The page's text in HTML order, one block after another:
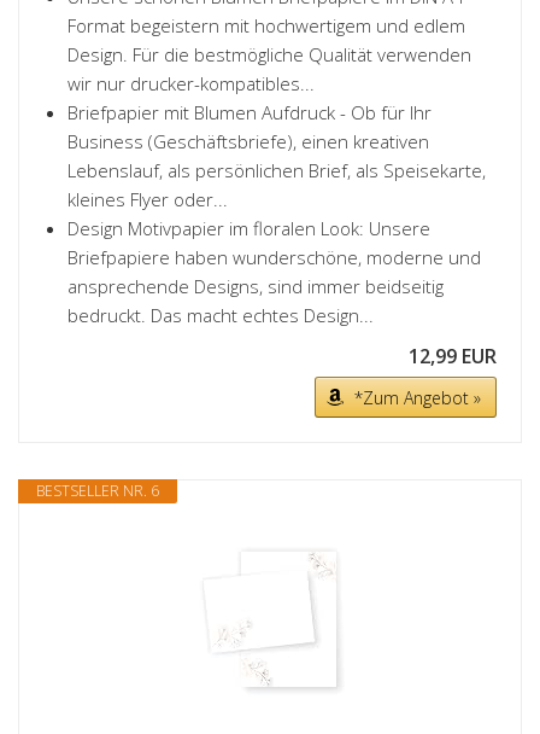
Format begeistern mit hochwertigem und edlem
Design. Für die bestmögliche Qualität verwenden
wir nur drucker-kompatibles...
Briefpapier mit Blumen Aufdruck - Ob für Ihr
Business (Geschäftsbriefe), einen kreativen
Lebenslauf, als persönlichen Brief, als Speisekarte,
kleines Flyer oder...
Design Motivpapier im floralen Look: Unsere
Briefpapiere haben wunderschöne, moderne und
ansprechende Designs, sind immer beidseitig
bedruckt. Das macht echtes Design...
12,99 EUR
*Zum Angebot »
BESTSELLER NR. 6